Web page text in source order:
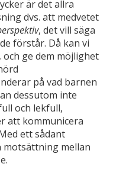
är det allra
dvs. att medvetet
, det vill säga
förstår. Då kan vi
ge dem möjlighet
på vad barnen
dessutom inte
och lekfull,
att kommunicera
ett sådant
motsättning mellan